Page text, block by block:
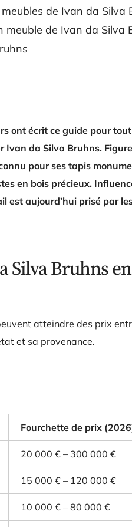
de Ivan da Silva
meuble de Ivan da Silva
ont écrit ce guide pour
da Silva Bruhns.
pour ses tapis
en bois précieux.
est aujourd’hui prisé par
Silva Bruhns
atteindre des prix
et sa provenance.
Fourchette de prix
20 000 € – 300 000 €
15 000 € – 120 000 €
10 000 € – 80 000 €